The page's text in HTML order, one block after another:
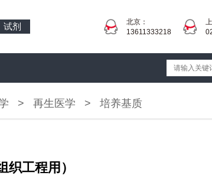
试剂
北京：
13611333218
> 再生医学 > 培养基质
织工程用）